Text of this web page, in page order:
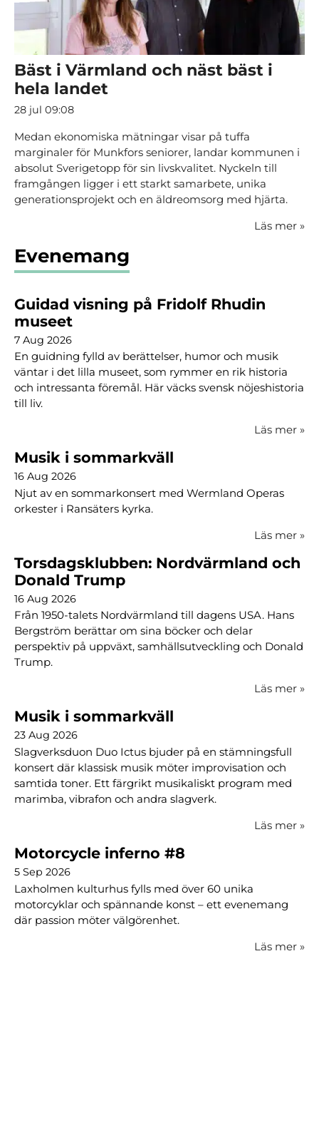
Bäst i Värmland och näst bäst i
hela landet
28 jul 09:08
Medan ekonomiska mätningar visar på tuffa
marginaler för Munkfors seniorer, landar kommunen i
absolut Sverigetopp för sin livskvalitet. Nyckeln till
framgången ligger i ett starkt samarbete, unika
generationsprojekt och en äldreomsorg med hjärta.
Läs mer »
Evenemang
Guidad visning på Fridolf Rhudin
museet
7 Aug 2026
En guidning fylld av berättelser, humor och musik
väntar i det lilla museet, som rymmer en rik historia
och intressanta föremål. Här väcks svensk nöjeshistoria
till liv.
Läs mer »
Musik i sommarkväll
16 Aug 2026
Njut av en sommarkonsert med Wermland Operas
orkester i Ransäters kyrka.
Läs mer »
Torsdagsklubben: Nordvärmland och
Donald Trump
16 Aug 2026
Från 1950-talets Nordvärmland till dagens USA. Hans
Bergström berättar om sina böcker och delar
perspektiv på uppväxt, samhällsutveckling och Donald
Trump.
Läs mer »
Musik i sommarkväll
23 Aug 2026
Slagverksduon Duo Ictus bjuder på en stämningsfull
konsert där klassisk musik möter improvisation och
samtida toner. Ett färgrikt musikaliskt program med
marimba, vibrafon och andra slagverk.
Läs mer »
Motorcycle inferno #8
5 Sep 2026
Laxholmen kulturhus fylls med över 60 unika
motorcyklar och spännande konst – ett evenemang
där passion möter välgörenhet.
Läs mer »